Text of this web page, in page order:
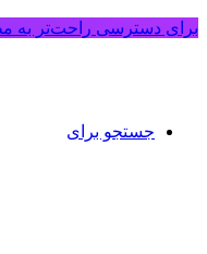
برای دسترسی راحت‌تر به
جستجو برای